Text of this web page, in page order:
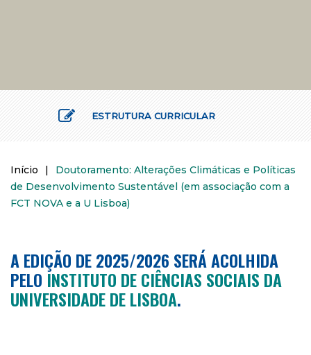
ESTRUTURA CURRICULAR
Início |
Doutoramento: Alterações Climáticas e Políticas
de Desenvolvimento Sustentável (em associação com a
FCT NOVA e a U Lisboa)
A EDIÇÃO DE 2025/2026 SERÁ ACOLHIDA
PELO INSTITUTO DE CIÊNCIAS SOCIAIS DA
UNIVERSIDADE DE LISBOA.